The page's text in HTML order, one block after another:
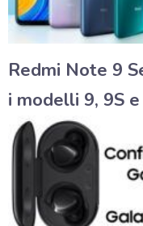
Redmi Note 9
i modelli 9, 9S